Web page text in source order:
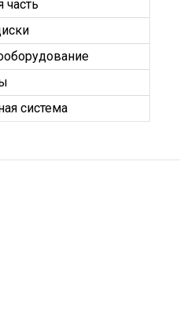
часть
система